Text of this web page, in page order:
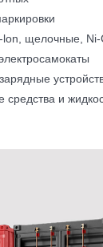
щелочные, Ni-
средства и